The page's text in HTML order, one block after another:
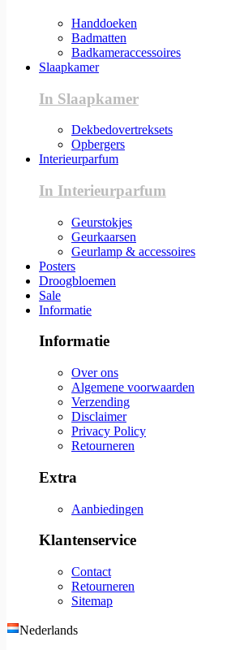
Handdoeken
Badmatten
Badkameraccessoires
Slaapkamer
In Slaapkamer
Dekbedovertreksets
Opbergers
Interieurparfum
In Interieurparfum
Geurstokjes
Geurkaarsen
Geurlamp & accessoires
Posters
Droogbloemen
Sale
Informatie
Informatie
Over ons
Algemene voorwaarden
Verzending
Disclaimer
Privacy Policy
Retourneren
Extra
Aanbiedingen
Klantenservice
Contact
Retourneren
Sitemap
Nederlands